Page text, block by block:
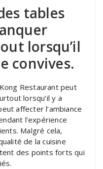
tables
lorsqu’il
convives.
Restaurant peut
lorsqu’il y a
affecter l’ambiance
l’expérience
Malgré cela,
de la cuisine
des points forts qui